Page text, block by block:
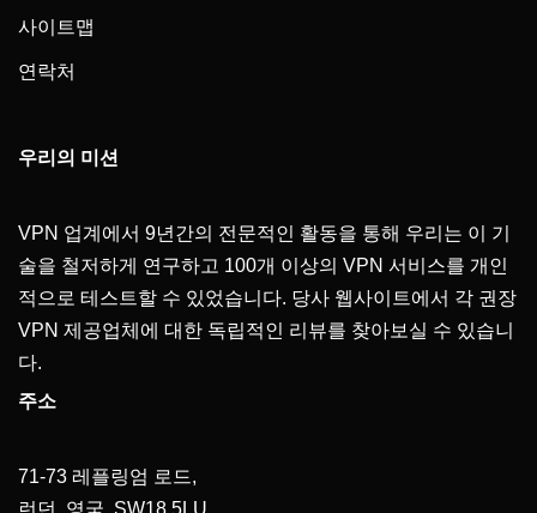
사이트맵
연락처
우리의 미션
VPN 업계에서 9년간의 전문적인 활동을 통해 우리는 이 기
술을 철저하게 연구하고 100개 이상의 VPN 서비스를 개인
적으로 테스트할 수 있었습니다. 당사 웹사이트에서 각 권장
VPN 제공업체에 대한 독립적인 리뷰를 찾아보실 수 있습니
다.
주소
71-73 레플링엄 로드,
런던, 영국, SW18 5LU